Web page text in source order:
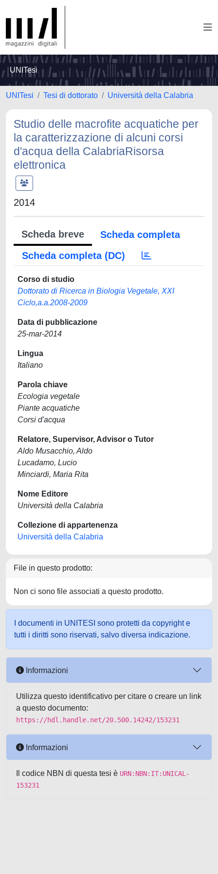
UNITesi
UNITesi Tesi di dottorato Università della Calabria
Studio delle macrofite acquatiche per
la caratterizzazione di alcuni corsi
d'acqua della CalabriaRisorsa
elettronica
2014
Scheda breve
Scheda completa
Scheda completa (DC)
Corso di studio
Dottorato di Ricerca in Biologia Vegetale, XXI
Ciclo,a.a.2008-2009
Data di pubblicazione
25-mar-2014
Lingua
Italiano
Parola chiave
Ecologia vegetale
Piante acquatiche
Corsi d'acqua
Relatore, Supervisor, Advisor o Tutor
Aldo Musacchio, Aldo
Lucadamo, Lucio
Minciardi, Maria Rita
Nome Editore
Università della Calabria
Collezione di appartenenza
Università della Calabria
File in questo prodotto:
Non ci sono file associati a questo prodotto.
I documenti in UNITESI sono protetti da copyright e
tutti i diritti sono riservati, salvo diversa indicazione.
Informazioni
Utilizza questo identificativo per citare o creare un link
a questo documento:
https://hdl.handle.net/20.500.14242/153231
Informazioni
Il codice NBN di questa tesi è URN:NBN:IT:UNICAL-
153231